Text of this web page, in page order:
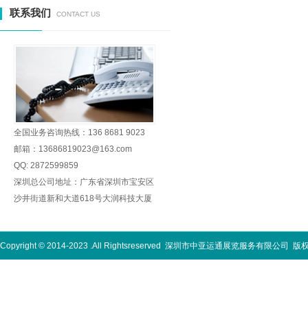
联系我们 CONTACT US
全国业务咨询热线：136 8681 9023
邮箱：13686819023@163.com
QQ: 2872599859
深圳总公司地址：广东省深圳市宝安区
沙井街道新和大道618号大润科技大厦
Copyright © 2014-2023 .All Rightsreserved 深圳市中亚运通展览服务有限公司 版